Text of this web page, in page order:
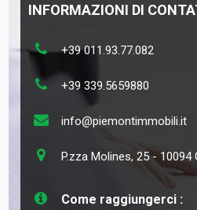
INFORMAZIONI DI
+39 011.93.77.082
+39 339.5659880
info@piemontimmobili.it
P.zza Molines, 25 - 10094
Come raggiungerci :